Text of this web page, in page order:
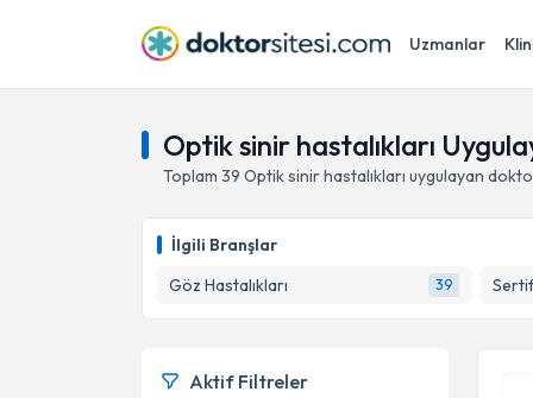
Uzmanlar
Optik sinir hastalıkları
Toplam 39 Optik sinir hastalıkları uygulayan
İlgili Branşlar
Göz Hastalıkları
39
Aktif Filtreler